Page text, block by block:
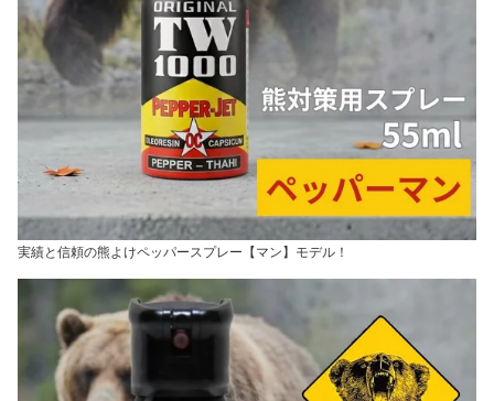
実績と信頼の熊よけペッパースプレー【マン】モデル！